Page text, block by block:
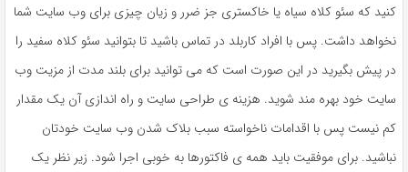
کنید که سئو کلاه سیاه یا خاکستری جز ضرر و زیان چیزی برای وب سایت شما
نخواهد داشت. پس با افراد کاربلد در تماس باشید تا بتوانید سئو کلاه سفید را
در پیش بگیرید در این صورت است که می توانید برای بلند مدت از مزیت وب
سایت خود بهره مند شوید. هزینه ی طراحی سایت و راه اندازی آن یک مقدار
کم نیست پس با اقدامات ناخواسته سبب بلاک شدن وب سایت خودتان
نباشید. برای موفقیت باید همه ی فاکتورها به خوبی اجرا شود. زیر نظر یک